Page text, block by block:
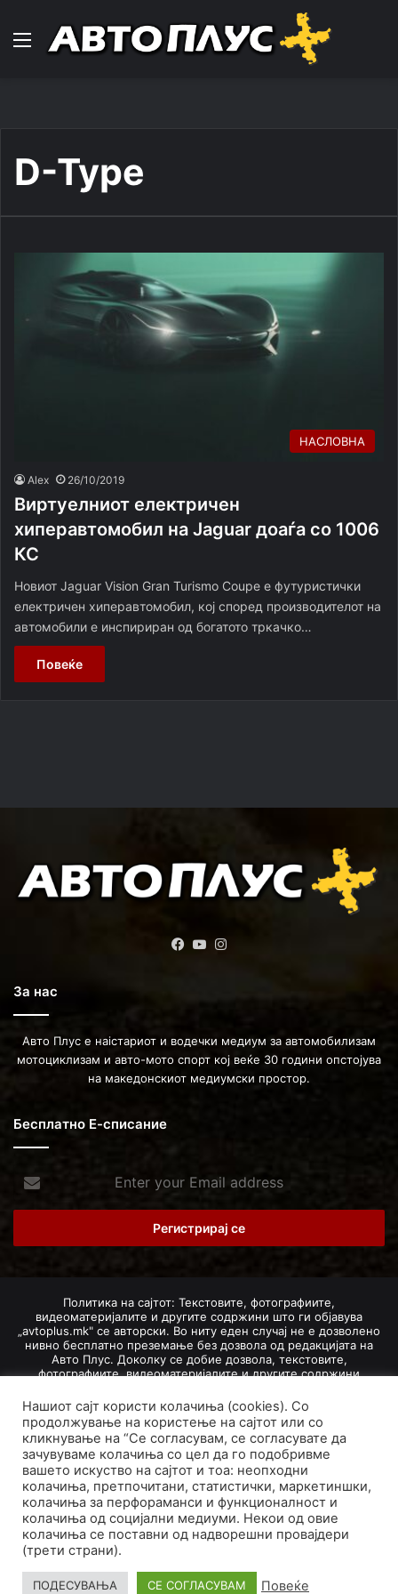
Навигација
D-Type
НАСЛОВНА
Alex 26/10/2019
Виртуелниот електричен
хиперавтомобил на Jaguar доаѓа сo 1006
КС
Новиот Jaguar Vision Gran Turismo Coupe е футуристички
електричен хиперавтомобил, кој според производителот на
автомобили е инспириран од богатото тркачко…
Повеќе
Facebook
YouTube
За нас
Авто Плус е наістариот и водечки медиум за автомобилизам
мотоциклизам и авто-мото спорт кој веќе 30 години опстојува
на македонскиот медиумски простор.
Бесплатно Е-списание
your
Email
Политика на сајтот: Текстовите, фотографиите,
видеоматеријалите и другите содржини што ги објавува
„avtoplus.mk" се авторски. Во ниту еден случај не е дозволено
нивно бесплатно преземање без дозвола од редакцијата на
Авто Плус. Доколку се добие дозвола, текстовите,
фотографиите, видеоматеријалите и другите содржини
изворот и авторот со вметнување на директна интернет-врска
(линк) до оригиналната содржина на „avtoplus.mk". При
добивање на одобрување од редакцијата за превземање на
текст, може да се превземе само дел од новинарско дело
насловот, придружната фотографија (односно насловната
фотографија) и воведниот дел на текстот, познат како „лид".
Преземање содржини од „avtoplus.mk" надвор од овие услови
не е дозволено и подложи на санкционирање согласно
Законот за авторски и сродни права.
Developed by PROCESS IN. Hosted byGoHost.
Нашиот сајт користи колачиња (cookies). Со
продолжување на користење на сајтот или со
кликнување на “Се согласувам, се согласувате да
зачувуваме колачиња со цел да го подобривме
вашето искуство на сајтот и тоа: неопходни
колачиња, претпочитани, статистички, маркетиншки,
колачиња за перфораманси и функционалност и
колачиња од социјални медиуми. Некои од овие
колачиња се поставни од надворешни провајдери
(трети страни).
ПОДЕСУВАЊА СЕ СОГЛАСУВАМ Повеќе